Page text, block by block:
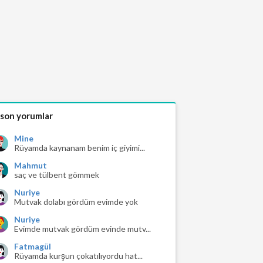
yorumlar
Mine
Rüyamda kaynanam benim iç giyimi...
Mahmut
saç ve tülbent gömmek
Nuriye
Mutvak dolabı gördüm evimde yok
Nuriye
Evimde mutvak gördüm evinde mutv...
Fatmagül
Rüyamda kurşun çokatılıyordu hat...